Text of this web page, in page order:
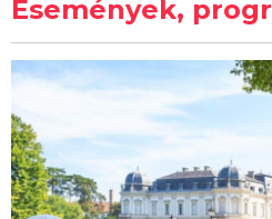
Események,